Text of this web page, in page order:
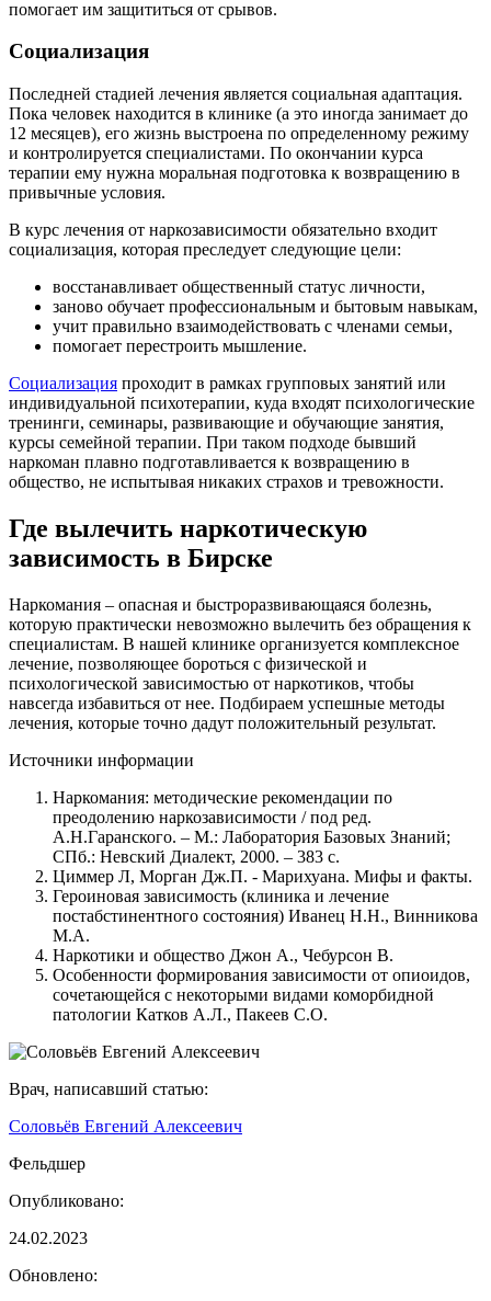
помогает им защититься от срывов.
Социализация
Последней стадией лечения является социальная адаптация.
Пока человек находится в клинике (а это иногда занимает до
12 месяцев), его жизнь выстроена по определенному режиму
и контролируется специалистами. По окончании курса
терапии ему нужна моральная подготовка к возвращению в
привычные условия.
В курс лечения от наркозависимости обязательно входит
социализация, которая преследует следующие цели:
восстанавливает общественный статус личности,
заново обучает профессиональным и бытовым навыкам,
учит правильно взаимодействовать с членами семьи,
помогает перестроить мышление.
Социализация проходит в рамках групповых занятий или
индивидуальной психотерапии, куда входят психологические
тренинги, семинары, развивающие и обучающие занятия,
курсы семейной терапии. При таком подходе бывший
наркоман плавно подготавливается к возвращению в
общество, не испытывая никаких страхов и тревожности.
Где вылечить наркотическую
зависимость в Бирске
Наркомания – опасная и быстроразвивающаяся болезнь,
которую практически невозможно вылечить без обращения к
специалистам. В нашей клинике организуется комплексное
лечение, позволяющее бороться с физической и
психологической зависимостью от наркотиков, чтобы
навсегда избавиться от нее. Подбираем успешные методы
лечения, которые точно дадут положительный результат.
Источники информации
Наркомания: методические рекомендации по
преодолению наркозависимости / под ред.
А.Н.Гаранского. – М.: Лаборатория Базовых Знаний;
СПб.: Невский Диалект, 2000. – 383 с.
Циммер Л, Морган Дж.П. - Марихуана. Мифы и факты.
Героиновая зависимость (клиника и лечение
постабстинентного состояния) Иванец Н.Н., Винникова
М.А.
Наркотики и общество Джон А., Чебурсон В.
Особенности формирования зависимости от опиоидов,
сочетающейся с некоторыми видами коморбидной
патологии Катков А.Л., Пакеев С.О.
Врач, написавший статью:
Соловьёв Евгений Алексеевич
Фельдшер
Опубликовано:
24.02.2023
Обновлено: